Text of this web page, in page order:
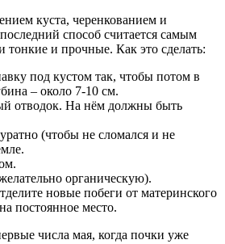
куста, черенкованием и
способ считается самым
тонкие и прочные. Как это сделать:
под кустом так, чтобы потом в
– около 7-10 см.
отводок. На нём должны быть
(чтобы не сломался и не
органическую).
новые побеги от материнского
постоянное место.
числа мая, когда почки уже